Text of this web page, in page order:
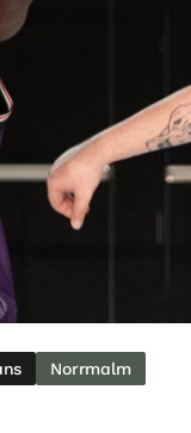
Norrmalm